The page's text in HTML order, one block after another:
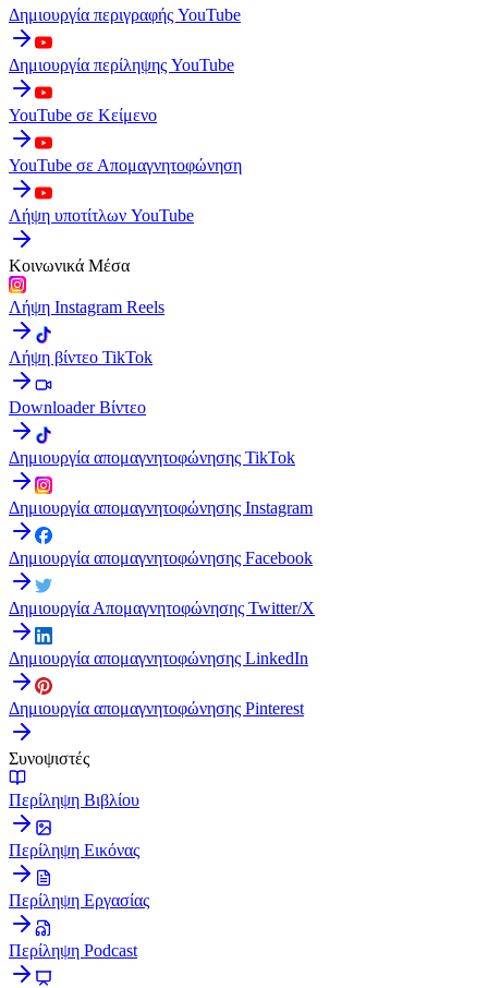
Δημιουργία περιγραφής YouTube
Δημιουργία περίληψης YouTube
YouTube σε Κείμενο
YouTube σε Απομαγνητοφώνηση
Λήψη υποτίτλων YouTube
Κοινωνικά Μέσα
Λήψη Instagram Reels
Λήψη βίντεο TikTok
Downloader Βίντεο
Δημιουργία απομαγνητοφώνησης TikTok
Δημιουργία απομαγνητοφώνησης Instagram
Δημιουργία απομαγνητοφώνησης Facebook
Δημιουργία Απομαγνητοφώνησης Twitter/X
Δημιουργία απομαγνητοφώνησης LinkedIn
Δημιουργία απομαγνητοφώνησης Pinterest
Συνοψιστές
Περίληψη Βιβλίου
Περίληψη Εικόνας
Περίληψη Εργασίας
Περίληψη Podcast